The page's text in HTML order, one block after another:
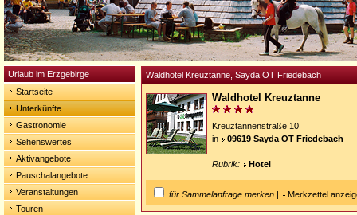
Urlaub im Erzgebirge
Startseite
Unterkünfte
Gastronomie
Sehenswertes
Aktivangebote
Pauschalangebote
Veranstaltungen
Touren
Waldhotel Kreuztanne, Sayda OT Friedebach
Waldhotel Kreuztanne
Kreuztannenstraße 10
in
09619 Sayda OT Friedebach
Rubrik: Hotel
für Sammelanfrage merken | Merkzettel